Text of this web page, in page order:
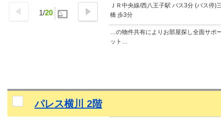
1/20
ＪＲ中央線/西八王子駅 バス3分 (バス停)
橋 歩3分
…の物件共有によりお部屋探し全面サポ
ット…
パレス横川 2階